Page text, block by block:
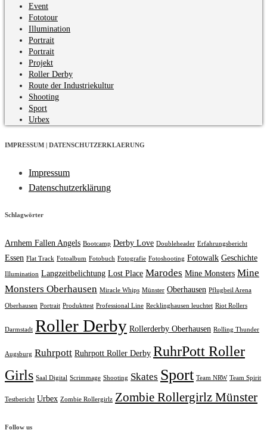
Event
Fototour
Illumination
Portrait
Portrait
Projekt
Roller Derby
Route der Industriekultur
Shooting
Sport
Urbex
IMPRESSUM | DATENSCHUTZERKLAERUNG
Impressum
Datenschutzerklärung
Schlagwörter
Arnhem Fallen Angels Bootcamp Derby Love Doubleheader Erfahrungsbericht
Essen Flat Track Fotoalbum Fotobuch Fotografie Fotoshooting Fotowalk Geschichte
Illumination Langzeitbelichtung Lost Place Marodes Mine Monsters Mine
Monsters Oberhausen Miracle Whips Münster Oberhausen Pflugbeil Arena
Oberhausen Portrait Produkttest Professional Line Recklinghausen leuchtet Riot Rollers
Darmstadt Roller Derby Rollerderby Oberhausen Rolling Thunder
Augsburg Ruhrpott Ruhrpott Roller Derby RuhrPott Roller
Girls Saal Digital Scrimmage Shooting Skates Sport Team NRW Team Spirit
Testbericht Urbex Zombie Rollergirlz Zombie Rollergirlz Münster
Follow us